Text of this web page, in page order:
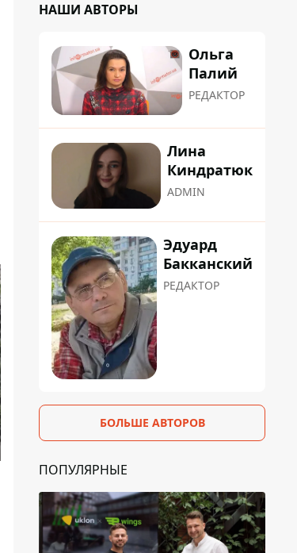
НАШИ АВТОРЫ
Ольга
Палий
РЕДАКТОР
Лина
Киндратюк
ADMIN
Эдуард
Бакканский
РЕДАКТОР
БОЛЬШЕ АВТОРОВ
ПОПУЛЯРНЫЕ